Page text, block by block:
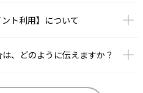
ト利用】について
、どのように伝えますか？